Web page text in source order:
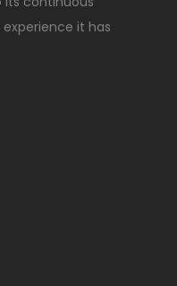
it has